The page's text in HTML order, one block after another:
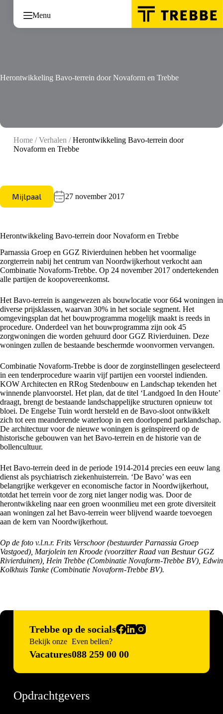
inhoud
Menu
Herontwikkeling Bavo-terrein door Novaform en Trebbe
Home/Verhalen /Herontwikkeling Bavo-terrein door
Novaform en Trebbe
Mijlpaal 27 november 2017
Herontwikkeling Bavo-terrein door Novaform en Trebbe
Parnassia Groep en GGZ Rivierduinen hebben het voormalige
zorgterrein nabij het centrum van Noordwijkerhout verkocht aan
Combinatie Novaform-Trebbe. Op 24 november 2017 ondertekenden
alle partijen de koopovereenkomst.
Het Bavo-terrein is aangewezen als bouwlocatie voor 664 woningen in
diverse prijsklassen, waarvan 30% in het sociale segment. Het
omgevingsplan dat het bouwprogramma mogelijk maakt is reeds in
procedure. Onderdeel van het bouwprogramma zijn ook 45
zorgwoningen die worden gehuurd door GGZ Rivierduinen. Deze
woningen zullen de bestaande beschermde woonvormen vervangen.
Combinatie Novaform-Trebbe is door de zorginstellingen geselecteerd
in een tenderprocedure waarin vijf partijen een voorstel indienden.
KOW Architecten en RRog Stedenbouw en Landschap tekenden het
winnende planvoorstel. Het plan, dat de titel ‘Landgoed In den Houte’
draagt, brengt de bestaande landschappelijke structuren opnieuw tot
bloei. De Engelse Tuin wordt hersteld en de Bavo-sloot ontwikkelt
zich tot een meanderende waterloop in een doorlopend parklandschap.
De architectuur voor de nieuwe woningen is geïnspireerd op de
historische gebouwen van het Bavo-terrein en de historie van de
bollencultuur.
Het Bavo-terrein deed in de periode 1914-2014 precies een eeuw lang
dienst als psychiatrisch ziekenhuisterrein. ‘De Bavo’ was een
belangrijke werkgever en economische factor in Noordwijkerhout,
totdat het terrein voor de zorg niet langer nodig was. Door de
herontwikkeling naar een groen woonmilieu met een grote diversiteit
aan woningen zal het Bavo-terrein weer blijvend waarde toevoegen
aan de kern van Noordwijkerhout.
Op de foto v.l.n.r. Frits Verschoor (bestuurder Parnassia Groep
Vastgoed), Marjolein ten Kroode (voorzitter Raad van Bestuur GGZ
Rivierduinen), Hein Trebbe (Combinatie Novaform-Trebbe BV), Edwin
Kolkhuis Tanke (Combinatie Novaform-Trebbe BV).
Trebbe op de socials
Bekijk onze
Vacatures
Even bellen?
088 259 00 00
Opdrachtgevers